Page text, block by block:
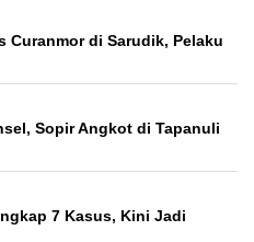
Curanmor di Sarudik, Pelaku
Sopir Angkot di Tapanuli
7 Kasus, Kini Jadi